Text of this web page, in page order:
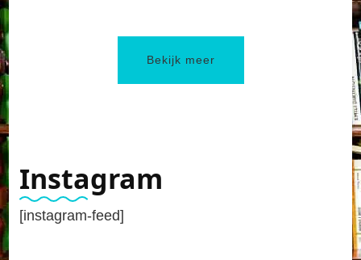
Bekijk meer
Instagram
[instagram-feed]